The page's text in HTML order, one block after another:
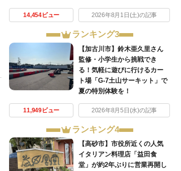
14,454ビュー 2026年8月1日(土)の記事
ランキング3
【加古川市】鈴木亜久里さん
監修・小学生から挑戦でき
る！気軽に遊びに行けるカー
ト場「G-7土山サーキット」で
夏の特別体験を！
11,949ビュー 2026年8月5日(水)の記事
ランキング4
【高砂市】市役所近くの人気
イタリアン料理店「益田食
堂」が約2年ぶりに営業再開し